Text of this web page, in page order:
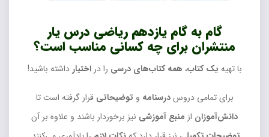
گام به گام یازدهم ریاضی درس یار
منتشران برای چه کسانی مناسب است؟
با تهیه یک کتاب، همه کتاب‌های درسی را دراختیار داشته باشید!
برای تمامی دروسدرسنامه و توضیحاتی قرار گرفته است تا
دانش‌آموزان از منبع آموزشی نیز برخوردار باشند و علاوه بر آن